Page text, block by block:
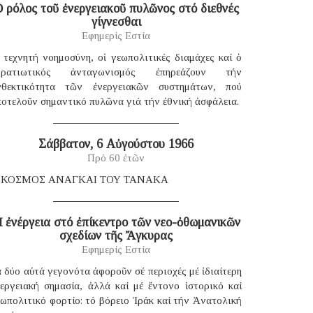
τοῦ ἐνεργειακοῦ πυλῶνος στό διεθνές
γίγνεσθαι
Εφημερίς Εστία
νοημοσύνη, οἱ γεωπολιτικές διαμάχες καί ὁ
ἀνταγωνισμός ἐπηρεάζουν τήν
τῶν ἐνεργειακῶν συστημάτων, πού
σημαντικό πυλῶνα γιά τήν ἐθνική ἀσφάλεια.
Σάββατον, 6 Αὐγούστου 1966
Πρό 60 ἐτῶν
ΑΝΑΓΚΑΙ ΤΟΥ ΤΑΝΑΚΑ
στό ἐπίκεντρο τῶν νεο-ὀθωμανικῶν
σχεδίων τῆς Ἄγκυρας
Εφημερίς Εστία
δύο αὐτά γεγονότα ἀφοροῦν σέ περιοχές μέ ἰδιαίτερη
σημασία, ἀλλά καί μέ ἔντονο ἱστορικό καί
φορτίο: τό βόρειο Ἰράκ καί τήν Ἀνατολική